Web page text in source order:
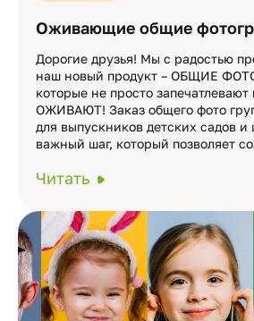
Оживающие общие
Дорогие друзья! Мы с радостью
наш новый продукт – ОБЩИЕ
которые не просто
ОЖИВАЮТ! Заказ общего фото
для выпускников детских садов и
важный шаг, который позволяет
Читать